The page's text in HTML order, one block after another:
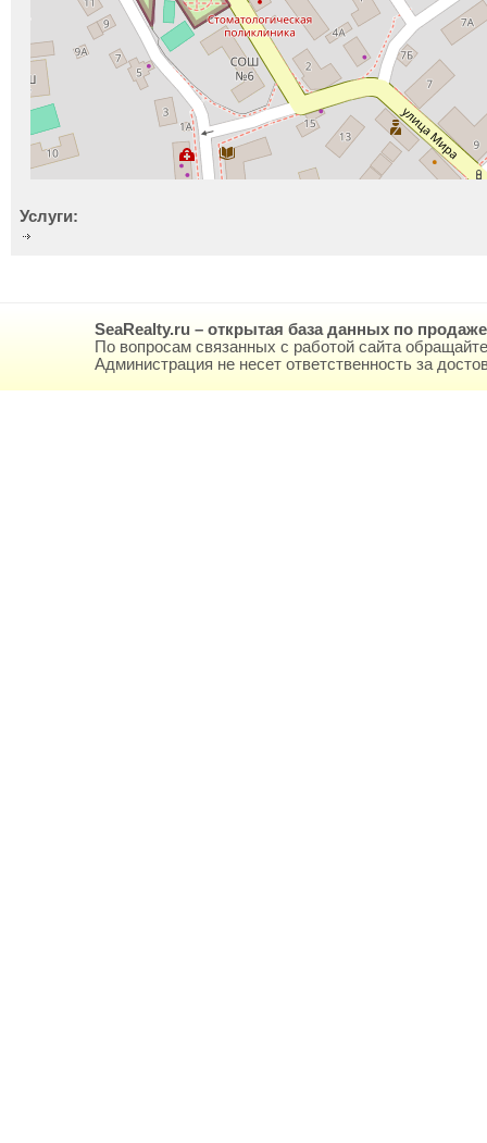
Услуги:
SeaRealty.ru – открытая база данных по
По вопросам связанных с работой сайта
Администрация не несет ответственность за